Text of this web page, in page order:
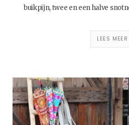
buikpijn, twee en een halve
LEES MEER